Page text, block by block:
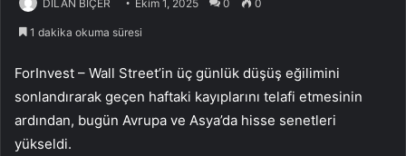
DİLAN BİÇER Ekim 1, 2025 0 0
1 dakika okuma süresi
ForInvest – Wall Street’in üç günlük düşüş eğilimini
sonlandırarak geçen haftaki kayıplarını telafi etmesinin
ardından, bugün Avrupa ve Asya’da hisse senetleri
yükseldi.